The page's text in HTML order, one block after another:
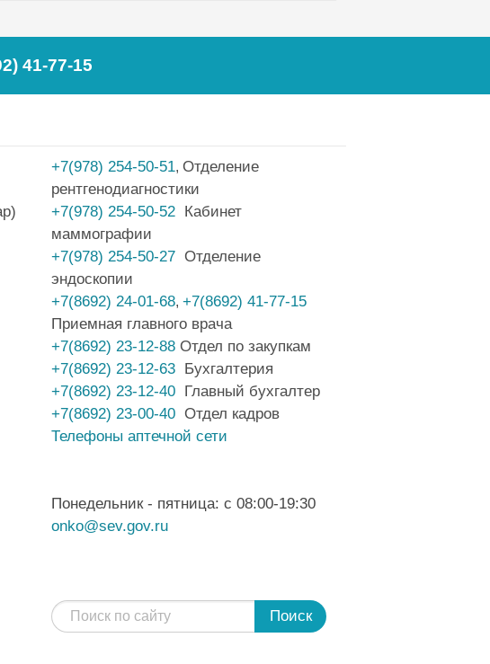
41-77-15
+7(978) 254-50-51, Отделение
рентгенодиагностики
+7(978) 254-50-52 Кабинет
маммографии
+7(978) 254-50-27 Отделение
эндоскопии
+7(8692) 24-01-68, +7(8692) 41-77-15
Приемная главного врача
+7(8692) 23-12-88 Отдел по закупкам
+7(8692) 23-12-63 Бухгалтерия
+7(8692) 23-12-40 Главный бухгалтер
+7(8692) 23-00-40 Отдел кадров
Телефоны аптечной сети
Понедельник - пятница: с 08:00-19:30
onko@sev.gov.ru
Поиск